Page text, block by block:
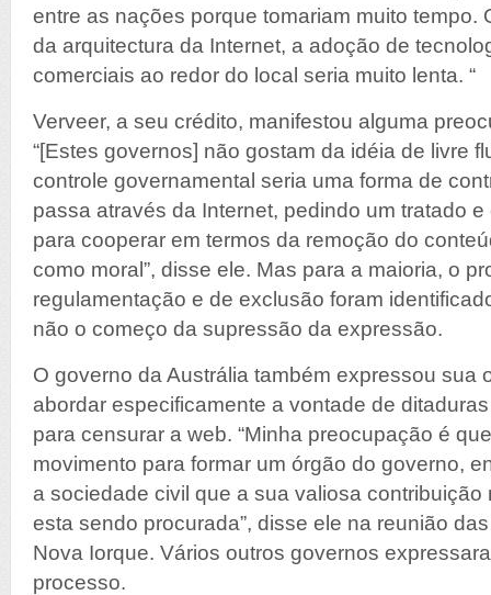
entre as nações porque tomariam muito tempo.
da arquitectura da Internet, a adoção de
comerciais ao redor do local seria muito lenta. “
Verveer, a seu crédito, manifestou alguma
“[Estes governos] não gostam da idéia de livre
controle governamental seria uma forma de
passa através da Internet, pedindo um tratado
para cooperar em termos da remoção do
como moral”, disse ele. Mas para a maioria, o
regulamentação e de exclusão foram
não o começo da supressão da expressão.
O governo da Austrália também expressou sua
abordar especificamente a vontade de
para censurar a web. “Minha preocupação é
movimento para formar um órgão do governo,
a sociedade civil que a sua valiosa
esta sendo procurada”, disse ele na reunião
Nova Iorque. Vários outros governos
processo.